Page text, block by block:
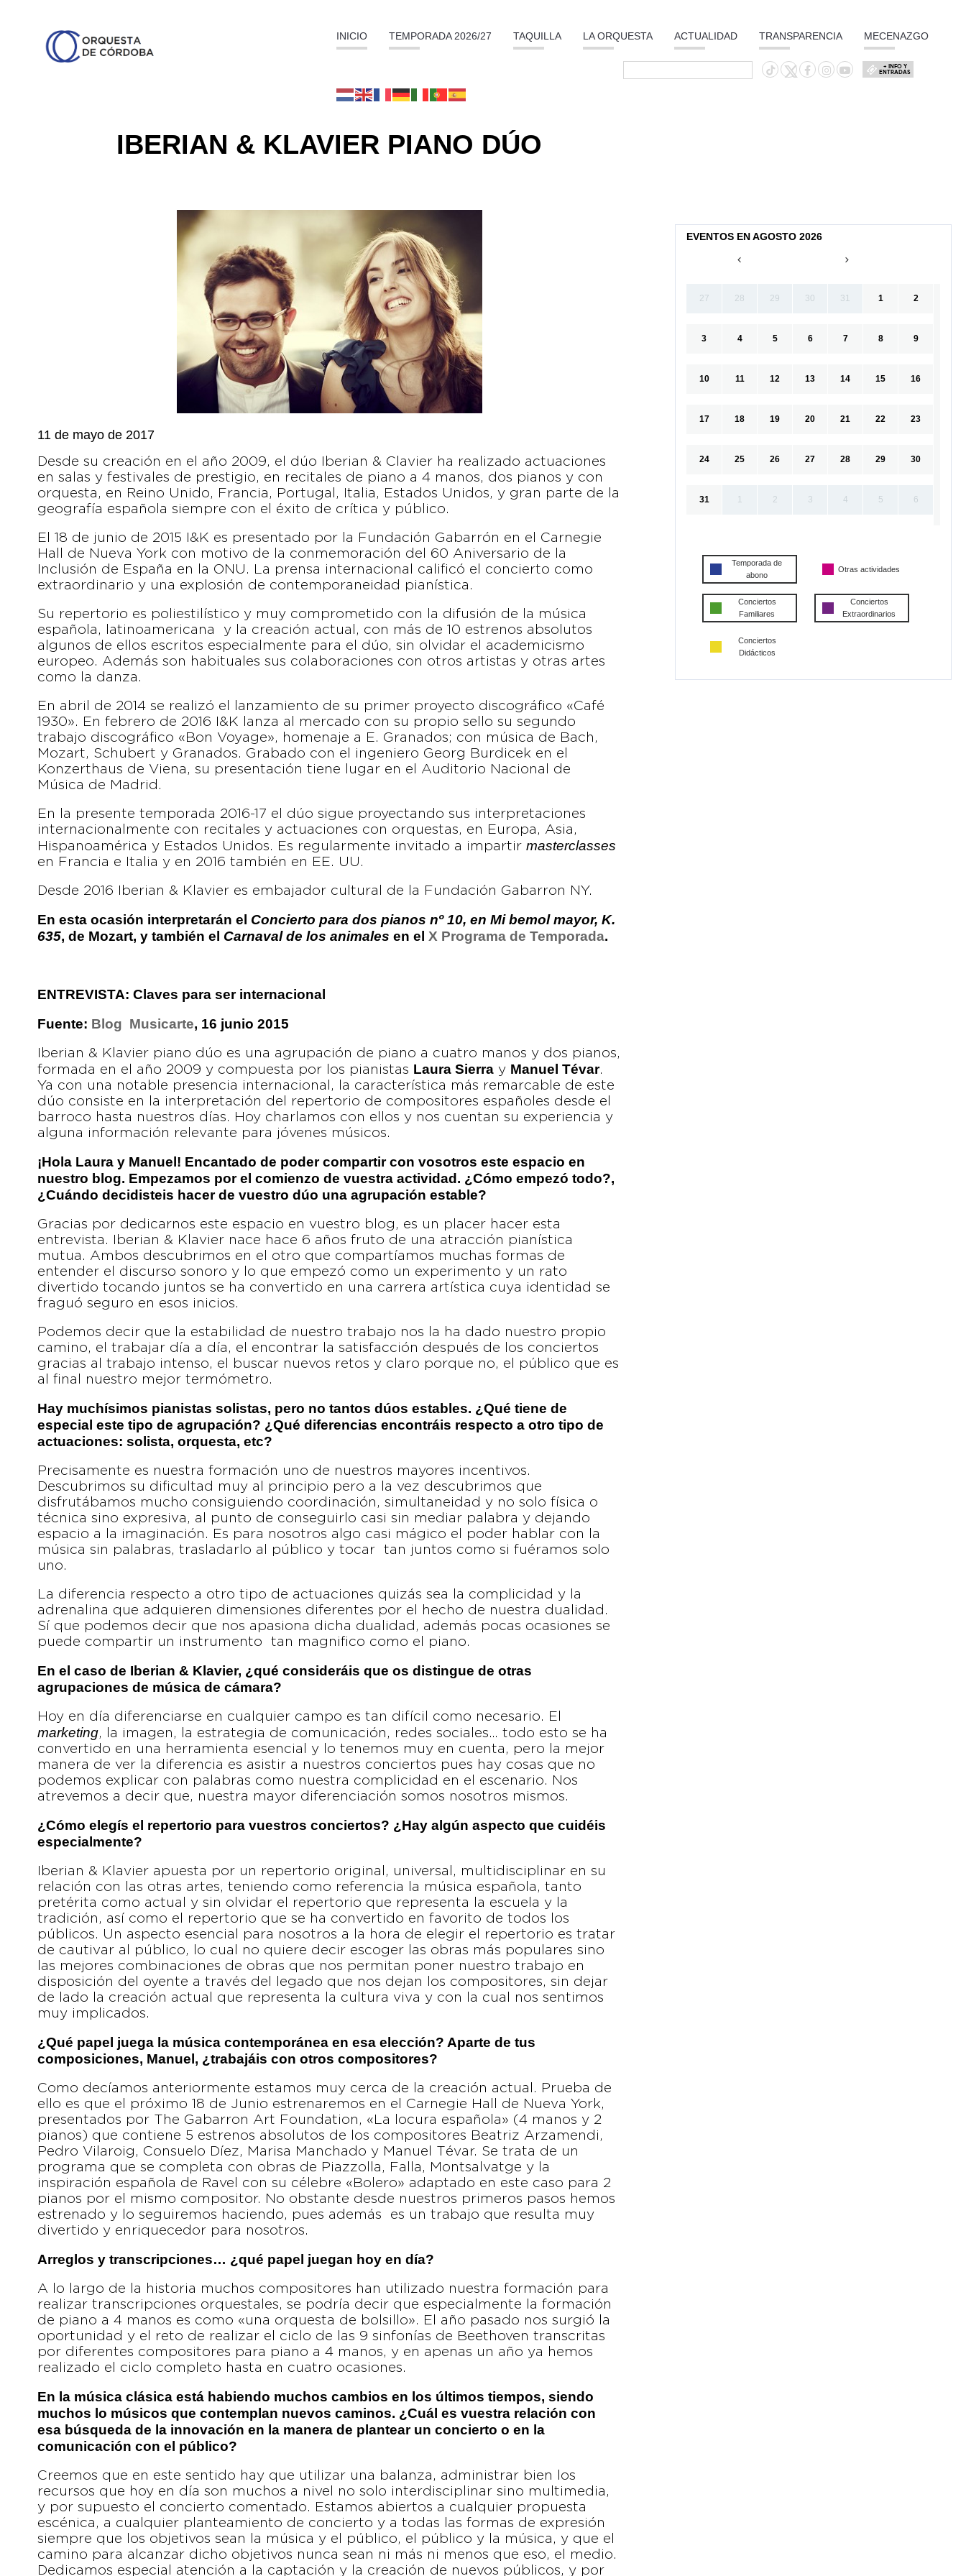
INICIO TEMPORADA 2026/27 TAQUILLA LA ORQUESTA ACTUALIDAD TRANSPARENCIA MECENAZGO
+ INFO Y
ENTRADAS
IBERIAN & KLAVIER PIANO DÚO
11 de mayo de 2017
Desde su creación en el año 2009, el dúo Iberian & Clavier ha realizado actuaciones
en salas y festivales de prestigio, en recitales de piano a 4 manos, dos pianos y con
orquesta, en Reino Unido, Francia, Portugal, Italia, Estados Unidos, y gran parte de la
geografía española siempre con el éxito de crítica y público.
El 18 de junio de 2015 I&K es presentado por la Fundación Gabarrón en el Carnegie
Hall de Nueva York con motivo de la conmemoración del 60 Aniversario de la
Inclusión de España en la ONU. La prensa internacional calificó el concierto como
extraordinario y una explosión de contemporaneidad pianística.
Su repertorio es poliestilístico y muy comprometido con la difusión de la música
española, latinoamericana y la creación actual, con más de 10 estrenos absolutos
algunos de ellos escritos especialmente para el dúo, sin olvidar el academicismo
europeo. Además son habituales sus colaboraciones con otros artistas y otras artes
como la danza.
En abril de 2014 se realizó el lanzamiento de su primer proyecto discográfico «Café
1930». En febrero de 2016 I&K lanza al mercado con su propio sello su segundo
trabajo discográfico «Bon Voyage», homenaje a E. Granados; con música de Bach,
Mozart, Schubert y Granados. Grabado con el ingeniero Georg Burdicek en el
Konzerthaus de Viena, su presentación tiene lugar en el Auditorio Nacional de
Música de Madrid.
En la presente temporada 2016-17 el dúo sigue proyectando sus interpretaciones
internacionalmente con recitales y actuaciones con orquestas, en Europa, Asia,
Hispanoamérica y Estados Unidos. Es regularmente invitado a impartir masterclasses
en Francia e Italia y en 2016 también en EE. UU.
Desde 2016 Iberian & Klavier es embajador cultural de la Fundación Gabarron NY.
En esta ocasión interpretarán el Concierto para dos pianos nº 10, en Mi bemol mayor, K.
635, de Mozart, y también el Carnaval de los animales en el X Programa de Temporada.
ENTREVISTA: Claves para ser internacional
Fuente: Blog Musicarte, 16 junio 2015
Iberian & Klavier piano dúo es una agrupación de piano a cuatro manos y dos pianos,
formada en el año 2009 y compuesta por los pianistas Laura Sierra y Manuel Tévar.
Ya con una notable presencia internacional, la característica más remarcable de este
dúo consiste en la interpretación del repertorio de compositores españoles desde el
barroco hasta nuestros días. Hoy charlamos con ellos y nos cuentan su experiencia y
alguna información relevante para jóvenes músicos.
¡Hola Laura y Manuel! Encantado de poder compartir con vosotros este espacio en
nuestro blog. Empezamos por el comienzo de vuestra actividad. ¿Cómo empezó todo?,
¿Cuándo decidisteis hacer de vuestro dúo una agrupación estable?
Gracias por dedicarnos este espacio en vuestro blog, es un placer hacer esta
entrevista. Iberian & Klavier nace hace 6 años fruto de una atracción pianística
mutua. Ambos descubrimos en el otro que compartíamos muchas formas de
entender el discurso sonoro y lo que empezó como un experimento y un rato
divertido tocando juntos se ha convertido en una carrera artística cuya identidad se
fraguó seguro en esos inicios.
Podemos decir que la estabilidad de nuestro trabajo nos la ha dado nuestro propio
camino, el trabajar día a día, el encontrar la satisfacción después de los conciertos
gracias al trabajo intenso, el buscar nuevos retos y claro porque no, el público que es
al final nuestro mejor termómetro.
Hay muchísimos pianistas solistas, pero no tantos dúos estables. ¿Qué tiene de
especial este tipo de agrupación? ¿Qué diferencias encontráis respecto a otro tipo de
actuaciones: solista, orquesta, etc?
Precisamente es nuestra formación uno de nuestros mayores incentivos.
Descubrimos su dificultad muy al principio pero a la vez descubrimos que
disfrutábamos mucho consiguiendo coordinación, simultaneidad y no solo física o
técnica sino expresiva, al punto de conseguirlo casi sin mediar palabra y dejando
espacio a la imaginación. Es para nosotros algo casi mágico el poder hablar con la
música sin palabras, trasladarlo al público y tocar tan juntos como si fuéramos solo
uno.
La diferencia respecto a otro tipo de actuaciones quizás sea la complicidad y la
adrenalina que adquieren dimensiones diferentes por el hecho de nuestra dualidad.
Sí que podemos decir que nos apasiona dicha dualidad, además pocas ocasiones se
puede compartir un instrumento tan magnifico como el piano.
En el caso de Iberian & Klavier, ¿qué consideráis que os distingue de otras
agrupaciones de música de cámara?
Hoy en día diferenciarse en cualquier campo es tan difícil como necesario. El
marketing, la imagen, la estrategia de comunicación, redes sociales… todo esto se ha
convertido en una herramienta esencial y lo tenemos muy en cuenta, pero la mejor
manera de ver la diferencia es asistir a nuestros conciertos pues hay cosas que no
podemos explicar con palabras como nuestra complicidad en el escenario. Nos
atrevemos a decir que, nuestra mayor diferenciación somos nosotros mismos.
¿Cómo elegís el repertorio para vuestros conciertos? ¿Hay algún aspecto que cuidéis
especialmente?
Iberian & Klavier apuesta por un repertorio original, universal, multidisciplinar en su
relación con las otras artes, teniendo como referencia la música española, tanto
pretérita como actual y sin olvidar el repertorio que representa la escuela y la
tradición, así como el repertorio que se ha convertido en favorito de todos los
públicos. Un aspecto esencial para nosotros a la hora de elegir el repertorio es tratar
de cautivar al público, lo cual no quiere decir escoger las obras más populares sino
las mejores combinaciones de obras que nos permitan poner nuestro trabajo en
disposición del oyente a través del legado que nos dejan los compositores, sin dejar
de lado la creación actual que representa la cultura viva y con la cual nos sentimos
muy implicados.
¿Qué papel juega la música contemporánea en esa elección? Aparte de tus
composiciones, Manuel, ¿trabajáis con otros compositores?
Como decíamos anteriormente estamos muy cerca de la creación actual. Prueba de
ello es que el próximo 18 de Junio estrenaremos en el Carnegie Hall de Nueva York,
presentados por The Gabarron Art Foundation, «La locura española» (4 manos y 2
pianos) que contiene 5 estrenos absolutos de los compositores Beatriz Arzamendi,
Pedro Vilaroig, Consuelo Díez, Marisa Manchado y Manuel Tévar. Se trata de un
programa que se completa con obras de Piazzolla, Falla, Montsalvatge y la
inspiración española de Ravel con su célebre «Bolero» adaptado en este caso para 2
pianos por el mismo compositor. No obstante desde nuestros primeros pasos hemos
estrenado y lo seguiremos haciendo, pues además es un trabajo que resulta muy
divertido y enriquecedor para nosotros.
Arreglos y transcripciones… ¿qué papel juegan hoy en día?
A lo largo de la historia muchos compositores han utilizado nuestra formación para
realizar transcripciones orquestales, se podría decir que especialmente la formación
de piano a 4 manos es como «una orquesta de bolsillo». El año pasado nos surgió la
oportunidad y el reto de realizar el ciclo de las 9 sinfonías de Beethoven transcritas
por diferentes compositores para piano a 4 manos, y en apenas un año ya hemos
realizado el ciclo completo hasta en cuatro ocasiones.
En la música clásica está habiendo muchos cambios en los últimos tiempos, siendo
muchos lo músicos que contemplan nuevos caminos. ¿Cuál es vuestra relación con
esa búsqueda de la innovación en la manera de plantear un concierto o en la
comunicación con el público?
Creemos que en este sentido hay que utilizar una balanza, administrar bien los
recursos que hoy en día son muchos a nivel no solo interdisciplinar sino multimedia,
y por supuesto el concierto comentado. Estamos abiertos a cualquier propuesta
escénica, a cualquier planteamiento de concierto y a todas las formas de expresión
siempre que los objetivos sean la música y el público, el público y la música, y que el
camino para alcanzar dicho objetivos nunca sean ni más ni menos que eso, el medio.
Dedicamos especial atención a la captación y la creación de nuevos públicos, y por
EVENTOS EN AGOSTO 2026
27 28 29 30 31 1 2
3 4 5 6 7 8 9
10 11 12 13 14 15 16
17 18 19 20 21 22 23
24 25 26 27 28 29 30
31 1 2 3 4 5 6
Temporada de
abono
Otras actividades
Conciertos
Familiares
Conciertos
Extraordinarios
Conciertos
Didácticos